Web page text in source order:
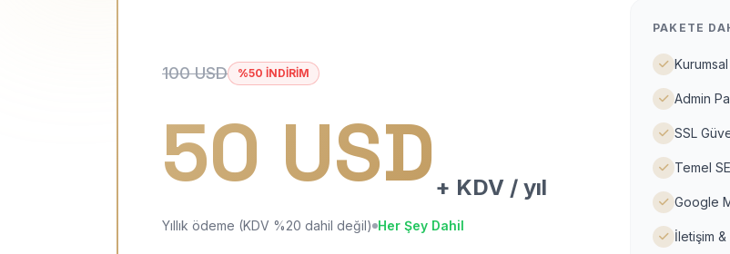
100 USD %50 İNDİRİM
50 USD + KDV / yıl
Yıllık ödeme (KDV %20 dahil değil) Her Şey Dahil
PAKETE
Admin
SSL
Temel
Google
İletişim